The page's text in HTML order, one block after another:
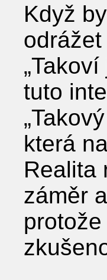
Když
tuto
která
Realita
záměr